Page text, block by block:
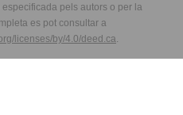
pels autors o per la
es pot consultar a
licenses/by/4.0/deed.ca